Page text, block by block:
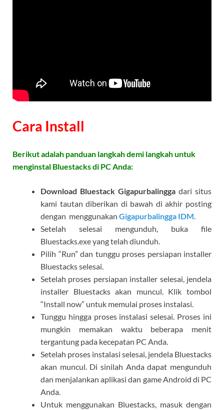
Cara Install
Berikut adalah panduan langkah demi langkah untuk
menginstal Bluestacks di PC Anda:
Download Bluestack Gigapurbalingga dari situs
kami tautan diberikan di bawah di akhir posting
dengan menggunakan Gigapurbalingga IDM.
Setelah selesai mengunduh, buka file
Bluestacks.exe yang telah diunduh.
Pilih “Run” dan tunggu proses persiapan installer
Bluestacks selesai.
Setelah proses persiapan installer selesai, jendela
installer Bluestacks akan muncul. Klik tombol
“Install now” untuk memulai proses instalasi.
Tunggu hingga proses instalasi selesai. Proses ini
mungkin memakan waktu beberapa menit
tergantung pada kecepatan PC Anda.
Setelah proses instalasi selesai, jendela Bluestacks
akan muncul. Di sinilah Anda dapat mengunduh
dan menjalankan aplikasi dan game Android di PC
Anda.
Untuk menggunakan Bluestacks, masuk dengan